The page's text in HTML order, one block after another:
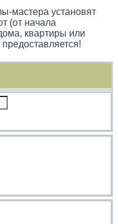
мастера установят
(от начала
квартиры или